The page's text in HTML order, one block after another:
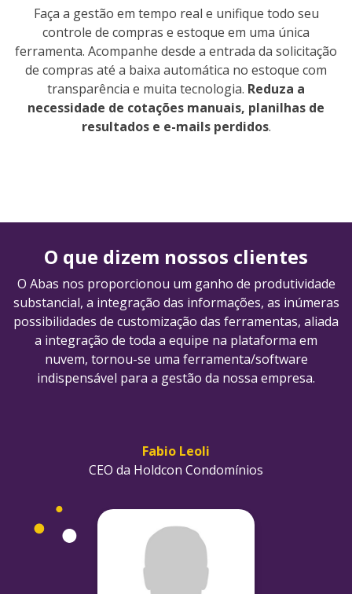
Faça a gestão em tempo real e unifique todo seu
controle de compras e estoque em uma única
ferramenta. Acompanhe desde a entrada da solicitação
de compras até a baixa automática no estoque com
transparência e muita tecnologia. Reduza a
necessidade de cotações manuais, planilhas de
resultados e e-mails perdidos.
O que dizem nossos clientes
O Abas nos proporcionou um ganho de produtividade
substancial, a integração das informações, as inúmeras
possibilidades de customização das ferramentas, aliada
a integração de toda a equipe na plataforma em
nuvem, tornou-se uma ferramenta/software
indispensável para a gestão da nossa empresa.
Fabio Leoli
CEO da Holdcon Condomínios